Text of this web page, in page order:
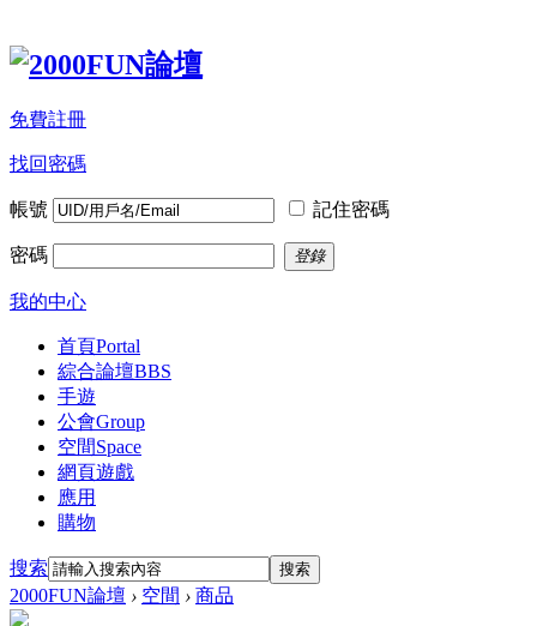
免費註冊
找回密碼
帳號 記住密碼
密碼 登錄
我的中心
首頁Portal
綜合論壇BBS
手遊
公會Group
空間Space
網頁遊戲
應用
購物
搜索 搜索
2000FUN論壇 › 空間 › 商品